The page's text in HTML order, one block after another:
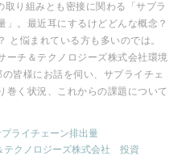
取り組みとも密接に関わる「サプラ
」。最近耳にするけどどんな概念？
と悩まれている方も多いのでは。
ーチ＆テクノロジーズ株式会社環境
皆様にお話を伺い、サプライチェ
巻く状況、これからの課題について
ライチェーン排出量
テクノロジーズ株式会社
投資